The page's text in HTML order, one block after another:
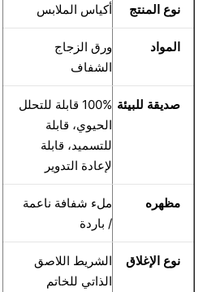
نوع المنتج أكياس الملابس
المواد
ورق الزجاج
الشفاف
صديقة للبيئة
100% قابلة للتحلل
الحيوي، قابلة
للتسميد، قابلة
لإعادة التدوير
مظهره
ملء شفافة ناعمة
/ باردة
نوع الإغلاق
الشريط اللاصق
الذاتي للخاتم